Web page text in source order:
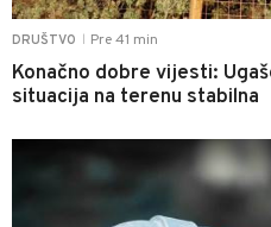
DRUŠTVO Pre 41 min
Konačno dobre vijesti:
situacija na terenu stabilna